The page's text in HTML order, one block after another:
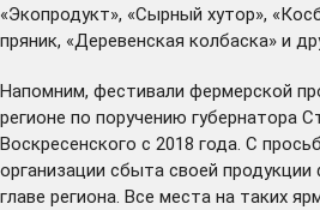
«Экопродукт», «Сырный хутор»,
пряник, «Деревенская колбаска» и
Напомним, фестивали фермерской
регионе по поручению губернатора
Воскресенского с 2018 года. С
организации сбыта своей
главе региона. Все места на таких